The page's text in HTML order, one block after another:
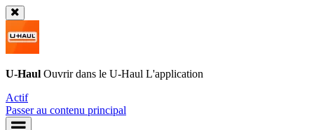
U-Haul Ouvrir dans le U-Haul L'application
Actif
Passer au contenu principal